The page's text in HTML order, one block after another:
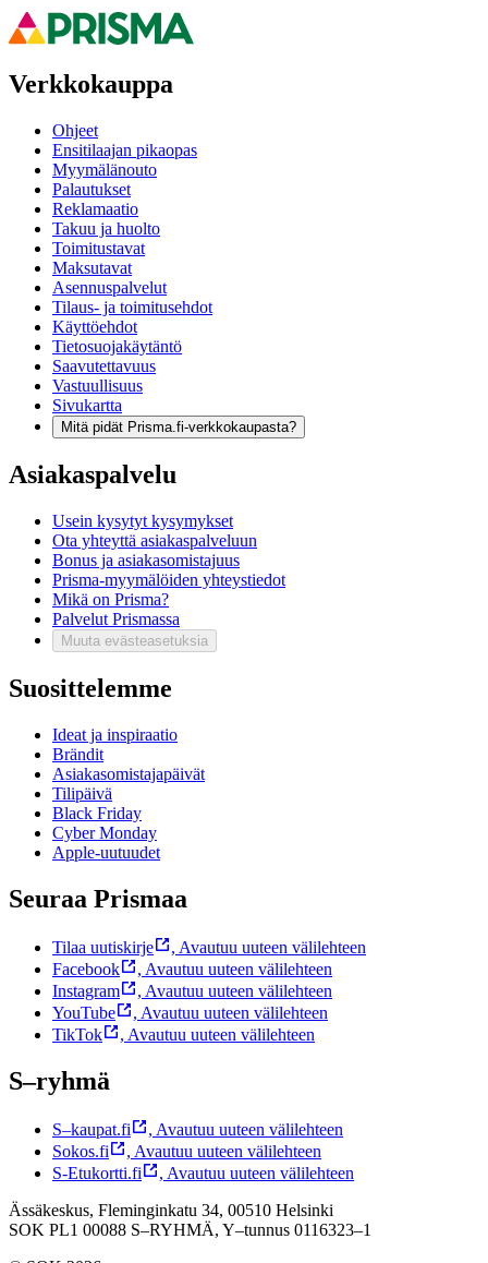
Verkkokauppa
Ohjeet
Ensitilaajan pikaopas
Myymälänouto
Palautukset
Reklamaatio
Takuu ja huolto
Toimitustavat
Maksutavat
Asennuspalvelut
Tilaus- ja toimitusehdot
Käyttöehdot
Tietosuojakäytäntö
Saavutettavuus
Vastuullisuus
Sivukartta
Mitä pidät Prisma.fi-verkkokaupasta?
Asiakaspalvelu
Usein kysytyt kysymykset
Ota yhteyttä asiakaspalveluun
Bonus ja asiakasomistajuus
Prisma-myymälöiden yhteystiedot
Mikä on Prisma?
Palvelut Prismassa
Muuta evästeasetuksia
Suosittelemme
Ideat ja inspiraatio
Brändit
Asiakasomistajapäivät
Tilipäivä
Black Friday
Cyber Monday
Apple-uutuudet
Seuraa Prismaa
Tilaa uutiskirje , Avautuu uuteen välilehteen
Facebook
, Avautuu uuteen välilehteen
Instagram
, Avautuu uuteen välilehteen
YouTube
, Avautuu uuteen välilehteen
TikTok
, Avautuu uuteen välilehteen
S–ryhmä
S–kaupat.fi , Avautuu uuteen välilehteen
Sokos.fi
, Avautuu uuteen välilehteen
S-Etukortti.fi
, Avautuu uuteen välilehteen
Ässäkeskus, Fleminginkatu 34, 00510 Helsinki
SOK PL1 00088 S–RYHMÄ, Y–tunnus 0116323–1